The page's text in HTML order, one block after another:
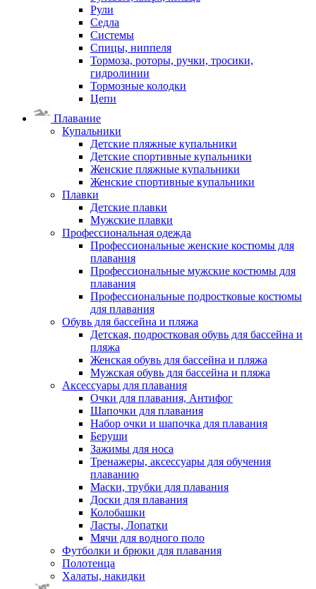
Рули
Седла
Системы
Спицы, ниппеля
Тормоза, роторы, ручки, тросики,
гидролинии
Тормозные колодки
Цепи
Плавание
Купальники
Детские пляжные купальники
Детские спортивные купальники
Женские пляжные купальники
Женские спортивные купальники
Плавки
Детские плавки
Мужские плавки
Профессиональная одежда
Профессиональные женские костюмы для
плавания
Профессиональные мужские костюмы для
плавания
Профессиональные подростковые костюмы
для плавания
Обувь для бассейна и пляжа
Детская, подростковая обувь для бассейна и
пляжа
Женская обувь для бассейна и пляжа
Мужская обувь для бассейна и пляжа
Аксессуары для плавания
Очки для плавания, Антифог
Шапочки для плавания
Набор очки и шапочка для плавания
Беруши
Зажимы для носа
Тренажеры, аксессуары для обучения
плаванию
Маски, трубки для плавания
Доски для плавания
Колобашки
Ласты, Лопатки
Мячи для водного поло
Футболки и брюки для плавания
Полотенца
Халаты, накидки